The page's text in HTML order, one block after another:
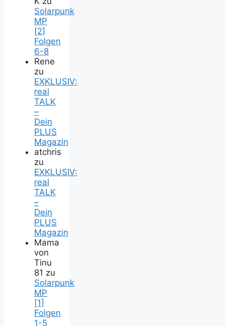
Solarpunk
MP
[2]
Folgen
6-8
Rene
zu
EXKLUSIV:
real
TALK
–
Dein
PLUS
Magazin
atchris
zu
EXKLUSIV:
real
TALK
–
Dein
PLUS
Magazin
Mama
von
Tinu
81 zu
Solarpunk
MP
[1]
Folgen
1-5